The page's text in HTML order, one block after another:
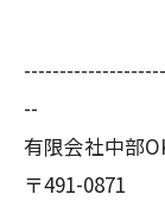
--
有限会社中部
〒491-0871